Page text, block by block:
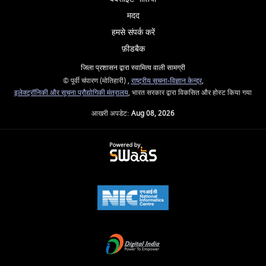
मदद
हमसे संपर्क करें
फ़ीडबैक
जिला प्रशासन द्वारा स्वामित्व वाली सामग्री
© पूर्वी चंपारण (मोतिहारी) , राष्ट्रीय सूचना-विज्ञान केन्द्र,
इलेक्‍ट्रॉनिकी और सूचना प्रौद्योगिकी मंत्रालय, भारत सरकार द्वारा विकसित और होस्ट किया गया
आखरी अपडेट: Aug 08, 2026